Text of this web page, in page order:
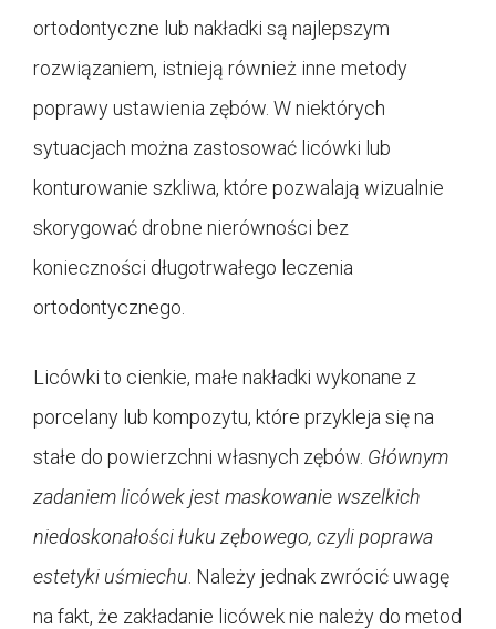
ortodontyczne lub nakładki są najlepszym
rozwiązaniem, istnieją również inne metody
poprawy ustawienia zębów. W niektórych
sytuacjach można zastosować licówki lub
konturowanie szkliwa, które pozwalają wizualnie
skorygować drobne nierówności bez
konieczności długotrwałego leczenia
ortodontycznego.
Licówki to cienkie, małe nakładki wykonane z
porcelany lub kompozytu, które przykleja się na
stałe do powierzchni własnych zębów. Głównym
zadaniem licówek jest maskowanie wszelkich
niedoskonałości łuku zębowego, czyli poprawa
estetyki uśmiechu . Należy jednak zwrócić uwagę
na fakt, że zakładanie licówek nie należy do metod